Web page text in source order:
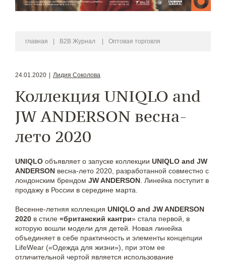
главная B2B Журнал Оптовая торговля
24.01.2020 Лидия Соколова
Коллекция UNIQLO and
JW ANDERSON весна-
лето 2020
UNIQLO объявляет о запуске коллекции UNIQLO and JW
ANDERSON весна-лето 2020, разработанной совместно с
лондонским брендом JW ANDERSON . Линейка поступит в
продажу в России в середине марта.
Весенне-летняя коллекция UNIQLO and JW ANDERSON
2020 в стиле «британский кантри» стала первой, в
которую вошли модели для детей. Новая линейка
объединяет в себе практичность и элементы концепции
LifeWear («Одежда для жизни»), при этом ее
отличительной чертой является использование